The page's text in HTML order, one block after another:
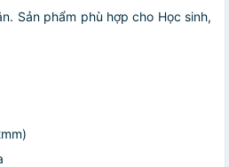
Sản phẩm phù hợp cho Học sinh,